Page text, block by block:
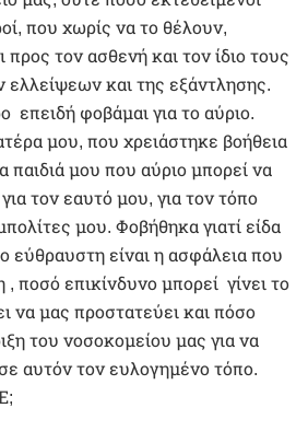
που χωρίς να το θέλουν,
προς τον ασθενή και τον ίδιο τους
και της εξάντλησης.
επειδή φοβάμαι για το αύριο.
μου, που χρειάστηκε βοήθεια
παιδιά μου που αύριο μπορεί να
τον εαυτό μου, για τον τόπο
μου. Φοβήθηκα γιατί είδα
εύθραυστη είναι η ασφάλεια που
ποσό επικίνδυνο μπορεί γίνει το
να μας προστατεύει και πόσο
του νοσοκομείου μας για να
αυτόν τον ευλογημένο τόπο.